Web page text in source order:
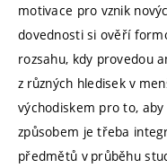
motivace pro vznik
dovednosti si ověří
rozsahu, kdy provedou
z různých hledisek v
východiskem pro to,
způsobem je třeba
předmětů v průběhu